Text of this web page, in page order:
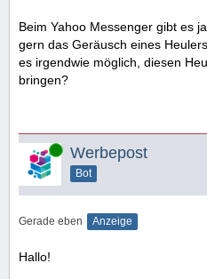
Beim Yahoo Messenger gibt es
gern das Geräusch eines
es irgendwie möglich, diesen
bringen?
Online Werbepost
Bot
Gerade eben Anzeige
Hallo!